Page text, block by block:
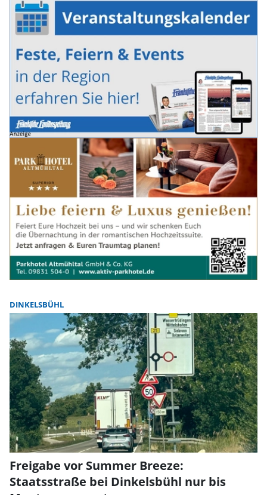
DINKELSBÜHL
Freigabe vor Summer Breeze:
Staatsstraße bei Dinkelsbühl nur bis